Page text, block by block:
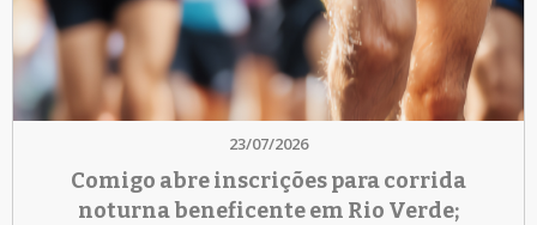
23/07/2026
Comigo abre inscrições para corrida
noturna beneficente em Rio Verde;